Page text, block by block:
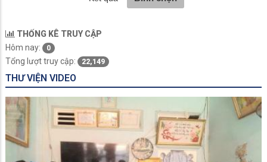
THỐNG KÊ TRUY CẬP
Hôm nay:
0
Tổng lượt truy cập: 22,149
THƯ VIỆN VIDEO
PHƯỜNG BÌNH ĐỨC PHỐI HỢP LỮ ĐOÀN PHÁO BINH 6 RA
QUÂN VỆ SINH, CHĂM SÓC NHÀ BIA LIỆT SĨ VÀ KHU DI
TÍCH CÁCH MẠNG MỸ KHÁNH